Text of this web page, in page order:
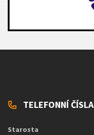
TELEFONNÍ ČÍSLA
Starosta